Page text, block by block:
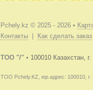
Pchely.kz © 2025 - 2026 •
Контакты
Как сделать заказ
TOO "/" • 100010 Казахстан,
ТОО Pchely.KZ, юр.адрес: 100010, г.